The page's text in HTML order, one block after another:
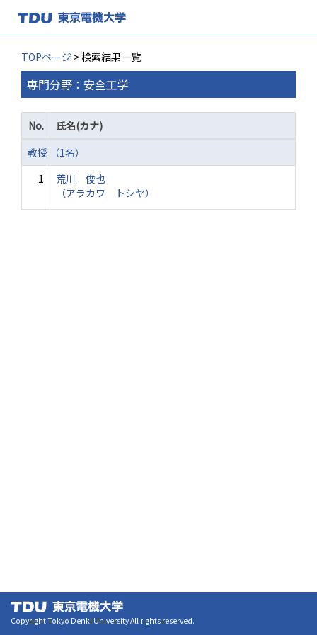
TOPページ > 検索結果一覧
専門分野：安全工学
No.
氏名(カナ)
教授 （1名）
1
荒川 俊也
（アラカワ トシヤ）
Copyright Tokyo Denki University All rights reserved.